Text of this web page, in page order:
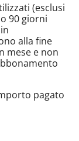
(esclusi
90 giorni
alla fine
mese e non
pagato